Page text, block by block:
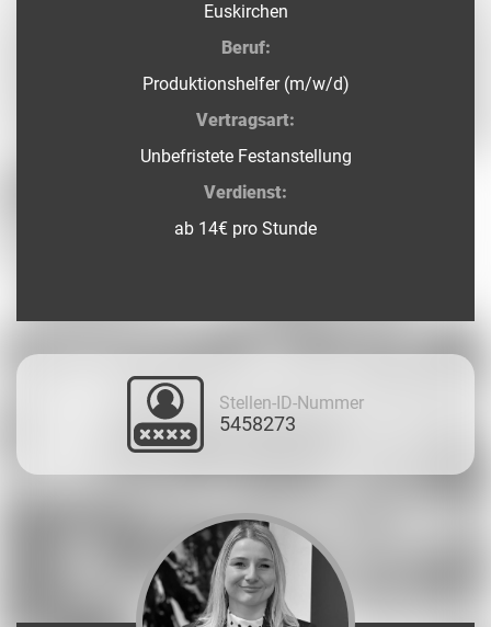
Euskirchen
Beruf:
Produktionshelfer (m/w/d)
Vertragsart:
Unbefristete Festanstellung
Verdienst:
ab 14€ pro Stunde
Stellen-ID-Nummer
5458273